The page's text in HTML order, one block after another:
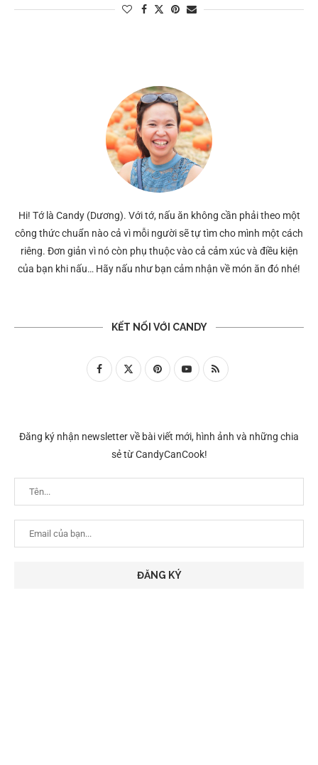
Hi! Tớ là Candy (Dương). Với tớ, nấu ăn không cần phải theo một
công thức chuẩn nào cả vì mỗi người sẽ tự tìm cho mình một cách
riêng. Đơn giản vì nó còn phụ thuộc vào cả cảm xúc và điều kiện
của bạn khi nấu… Hãy nấu như bạn cảm nhận về món ăn đó nhé!
KẾT NỐI VỚI CANDY
Đăng ký nhận newsletter về bài viết mới, hình ảnh và những chia
sẻ từ CandyCanCook!